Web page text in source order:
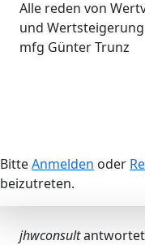
Alle reden von
und
mfg Günter Trunz
BitteAnmelden oder
beizutreten.
jhwconsult